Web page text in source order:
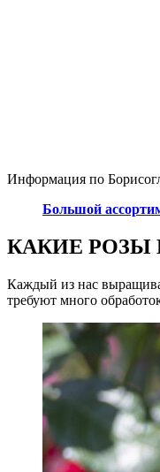
Информация по
Большой
КАКИЕ РОЗЫ
Каждый из нас
требуют много